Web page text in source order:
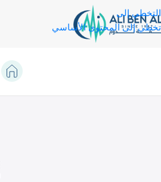
التخطي إلى
تخطي إلى المحتوى الأساسي